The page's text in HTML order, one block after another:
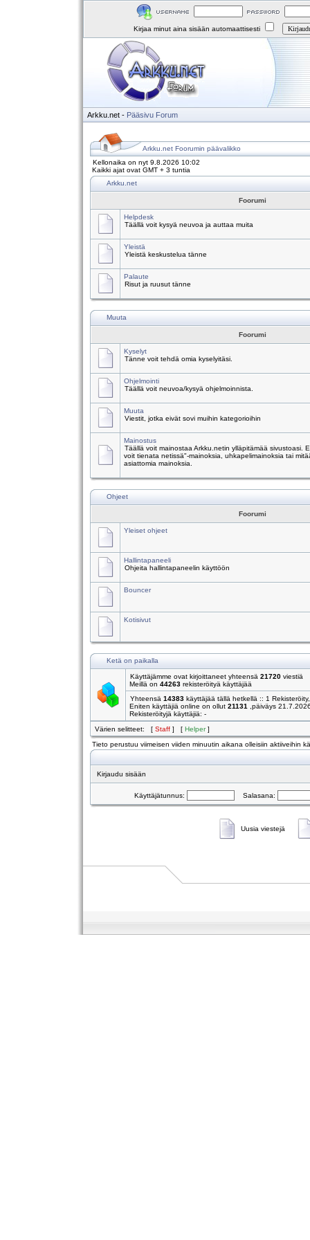
Kirjaa minut aina sisään automaattisesti
Arkku.net - Pääsivu Forum
Arkku.net Foorumin päävalikko
Kellonaika on nyt 9.8.2026 10:02
Kaikki ajat ovat GMT + 3 tuntia
Arkku.net
Foorumi
Helpdesk
Täällä voit kysyä neuvoa ja auttaa muita
Yleistä
Yleistä keskustelua tänne
Palaute
Risut ja ruusut tänne
Muuta
Foorumi
Kyselyt
Tänne voit tehdä omia kyselyitäsi.
Ohjelmointi
Täällä voit neuvoa/kysyä ohjelmoinnista.
Muuta
Viestit, jotka eivät sovi muihin kategorioihin
Mainostus
Täällä voit mainostaa Arkku.netin ylläpitämää sivustoasi.
voit tienata netissä"-mainoksia, uhkapelimainoksia tai
asiattomia mainoksia.
Ohjeet
Foorumi
Yleiset ohjeet
Hallintapaneeli
Ohjeita hallintapaneelin käyttöön
Bouncer
Kotisivut
Ketä on paikalla
Käyttäjämme ovat kirjoittaneet yhteensä 21720 viestiä
Meillä on 44263 rekisteröityä käyttäjää
Yhteensä 14383 käyttäjää tällä hetkellä :: 1
Eniten käyttäjiä online on ollut 21131
,päiväys
Rekisteröityjä käyttäjiä: -
Värien selitteet: [ Staff ] [ Helper]
Tieto perustuu viimeisen viiden minuutin aikana olleisiin aktiiveihin
Kirjaudu sisään
Käyttäjätunnus: Salasana:
Uusia viestejä